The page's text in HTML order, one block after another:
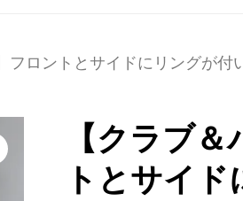
フロントとサイドにリングが
【クラブ
トとサイ